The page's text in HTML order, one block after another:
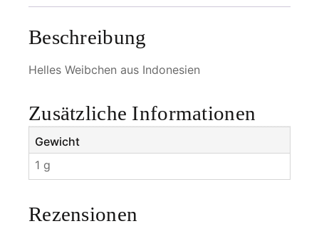
Beschreibung
Helles Weibchen aus Indonesien
Zusätzliche Informationen
Gewicht
1 g
Rezensionen